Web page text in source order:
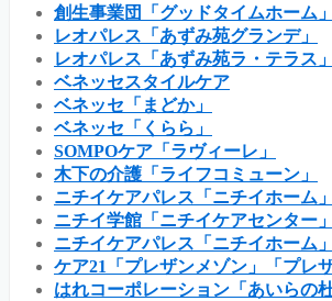
創生事業団「グッドタイムホーム」
レオパレス「あずみ苑グランデ」
レオパレス「あずみ苑ラ・テラス」
ベネッセスタイルケア
ベネッセ「まどか」
ベネッセ「くらら」
SOMPOケア「ラヴィーレ」
木下の介護「ライフコミューン」
ニチイケアパレス「ニチイホーム」
ニチイ学館「ニチイケアセンター」
ニチイケアパレス「ニチイホーム」
ケア21「プレザンメゾン」「プレ
はれコーポレーション「あいらの杜